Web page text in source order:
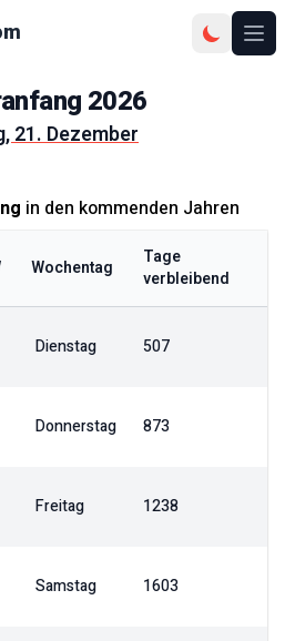
2026
21. Dezember
in den kommenden Jahren
Wochentag
Tage
verbleibend
Dienstag 507
Donnerstag 873
Freitag 1238
Samstag 1603